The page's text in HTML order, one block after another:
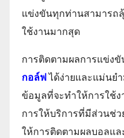
แข่งขันทุกท่านสามารถ
ใช้งานมากสุด
การติดตามผลการแข่งขั
กอล์ฟ ได้ง่ายและแม่นย
ข้อมูลที่จะทำให้การใช้
การให้บริการที่มีส่วนช่ว
ให้การติดตามผลบอลแล